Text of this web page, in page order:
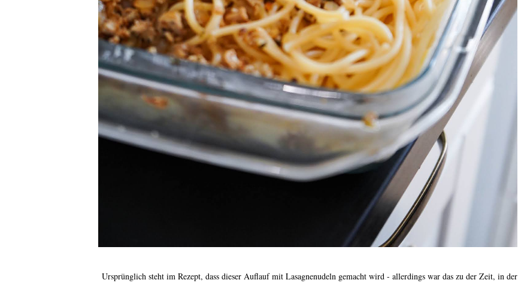
Ursprünglich steht im Rezept, dass dieser Auflauf mit Lasagnenudeln gemacht wird - allerdings war das zu der Zeit, in der